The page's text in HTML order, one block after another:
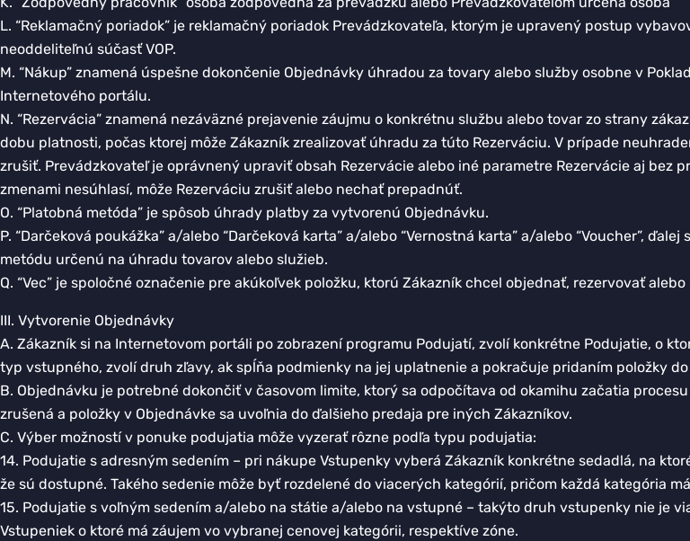
L. “Reklamačný poriadok” je reklamačný poriadok Prevádzkovateľa, ktorým je upravený postup
neoddeliteľnú súčasť VOP.
M. “Nákup” znamená úspešne dokončenie Objednávky úhradou za tovary alebo služby osobne v
Internetového portálu.
N. “Rezervácia” znamená nezáväzné prejavenie záujmu o konkrétnu službu alebo tovar zo strany
dobu platnosti, počas ktorej môže Zákazník zrealizovať úhradu za túto Rezerváciu. V prípade
zrušiť. Prevádzkovateľ je oprávnený upraviť obsah Rezervácie alebo iné parametre Rezervácie aj bez
zmenami nesúhlasí, môže Rezerváciu zrušiť alebo nechať prepadnúť.
O. “Platobná metóda” je spôsob úhrady platby za vytvorenú Objednávku.
P. “Darčeková poukážka” a/alebo “Darčeková karta” a/alebo “Vernostná karta” a/alebo “Voucher”,
metódu určenú na úhradu tovarov alebo služieb.
Q. “Vec” je spoločné označenie pre akúkoľvek položku, ktorú Zákazník chcel objednať, rezervovať
III. Vytvorenie Objednávky
A. Zákazník si na Internetovom portáli po zobrazení programu Podujatí, zvolí konkrétne Podujatie, o
typ vstupného, zvolí druh zľavy, ak spĺňa podmienky na jej uplatnenie a pokračuje pridaním položky do
B. Objednávku je potrebné dokončiť v časovom limite, ktorý sa odpočítava od okamihu začatia
zrušená a položky v Objednávke sa uvoľnia do ďalšieho predaja pre iných Zákazníkov.
C. Výber možností v ponuke podujatia môže vyzerať rôzne podľa typu podujatia:
14. Podujatie s adresným sedením – pri nákupe Vstupenky vyberá Zákazník konkrétne sedadlá, na
že sú dostupné. Takého sedenie môže byť rozdelené do viacerých kategórií, pričom každá kategória
15. Podujatie s voľným sedením a/alebo na státie a/alebo na vstupné – takýto druh vstupenky nie je
Vstupeniek o ktoré má záujem vo vybranej cenovej kategórii, respektíve zóne.